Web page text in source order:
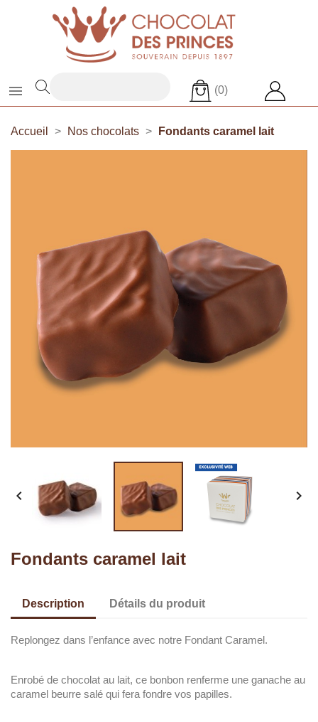
 (0)
Accueil Nos chocolats Fondants caramel lait
 
Fondants caramel lait
Description Détails du produit
Replongez dans l’enfance avec notre Fondant Caramel.
Enrobé de chocolat au lait, ce bonbon renferme une ganache au
caramel beurre salé qui fera fondre vos papilles.